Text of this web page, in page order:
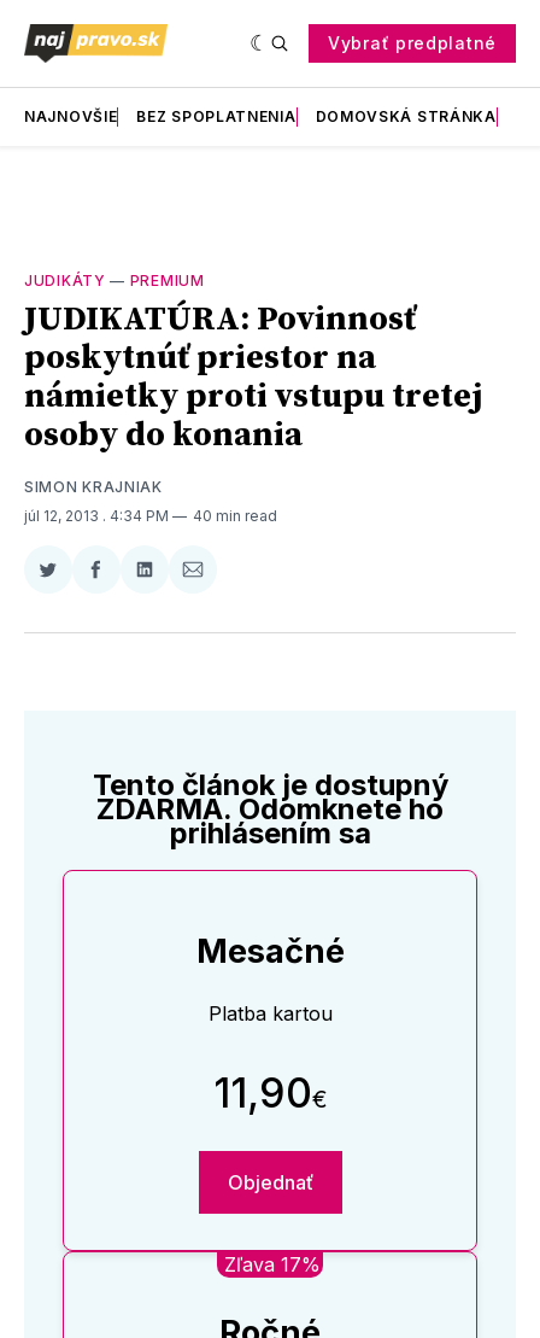
Vybrať predplatné
NAJNOVŠIE BEZ SPOPLATNENIA DOMOVSKÁ STRÁNKA
JUDIKÁTY — PREMIUM
JUDIKATÚRA: Povinnosť
poskytnúť priestor na
námietky proti vstupu tretej
osoby do konania
SIMON KRAJNIAK
júl 12, 2013 . 4:34 PM 40 min read
Zdieľať
Twitter
Zdieľať
Facebooku
Zdieľať
LinkedIne
Zdieľať
E-
Tento článok je dostupný
ZDARMA. Odomknete ho
prihlásením sa
Mesačné
Platba kartou
11,90€
Objednať
Zľava 17%